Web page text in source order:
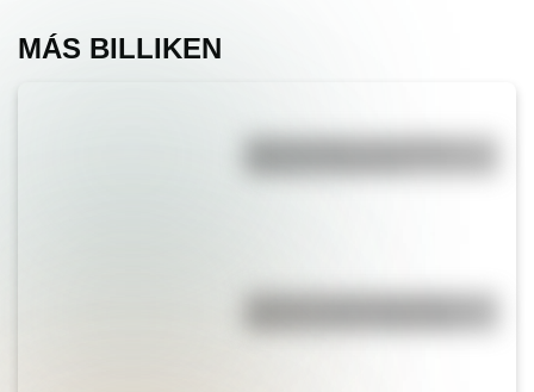
MÁS BILLIKEN
Duda resuelta: ¿es el Truco
¿Cómo se volvió popular el